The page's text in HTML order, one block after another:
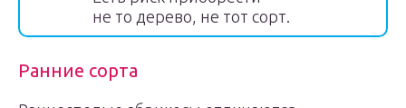
не то дерево, не тот сорт.
Ранние сорта